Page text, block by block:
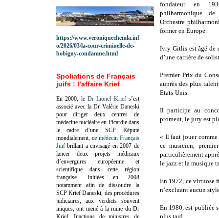
fondateur en
philharmonique
Orchestre
former en Europe.
Ivry Gitlis est âgé de
d’une carrière de
Premier Prix du
auprès des plus
Etats-Unis.
Il participe au
promeut, le jury est
« Il faut jouer
ce musicien,
particulièrement
le jazz et la musique
En 1972, ce virtuose
n’excluant aucun
En 1980, est publiée
plus tard.
https://www.veroniquechemla.inf
o/2026/03/la-cour-criminelle-de-
bobigny-condamne.html
Spoliations de Français
juifs : l’affaire Krief
En 2000, le Dr Lionel Kriefs’est
associé avec la Dr Valérie Daneski
pour diriger deux centres de
médecine nucléaire en Picardie dans
le cadre d’une SCP. Réputé
mondialement, ce médecin Français
Juif brillant a envisagé en 2007 de
lancer deux projets médicaux
d’envergures européenne et
scientifique dans cette région
française. Initiées en 2008
notamment afin de dissoudre la
SCP Krief Daneski, des procédures
judiciaires, aux verdicts souvent
iniques, ont mené à la ruine du Dr
Krief.Inactions de ministres de